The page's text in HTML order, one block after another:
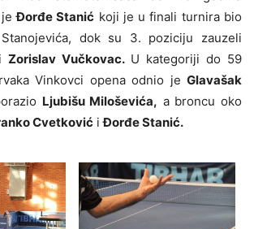
jeĐorđe Stanić koji je u finali turnira bio
dok su 3. poziciju zauzeli
i Zorislav Vučkovac. U kategoriji do 59
Vinkovci opena odnio je Glavašak
Ljubišu Miloševića, a broncu oko
Cvetković iĐorđe Stanić.